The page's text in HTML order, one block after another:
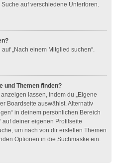
auf verschiedene Unterforen.
„Nach einem Mitglied suchen“.
und Themen finden?
lassen, indem du „Eigene
Boardseite auswählst. Alternativ
in deinem persönlichen Bereich
auf deiner eigenen Profilseite
um nach von dir erstellen Themen
Optionen in die Suchmaske ein.